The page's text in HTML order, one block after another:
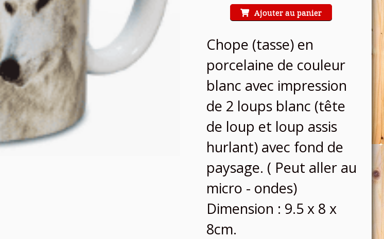
Ajouter au panier
Chope (tasse) en
porcelaine de couleur
blanc avec impression
de 2 loups blanc (tête
de loup et loup assis
hurlant) avec fond de
paysage. ( Peut aller au
micro - ondes)
Dimension : 9.5 x 8 x
8cm.